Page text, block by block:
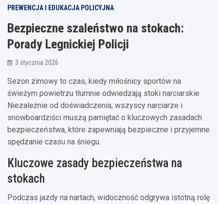
PREWENCJA I EDUKACJA POLICYJNA
Bezpieczne szaleństwo na stokach:
Porady Legnickiej Policji
3 stycznia 2026
Sezon zimowy to czas, kiedy miłośnicy sportów na
świeżym powietrzu tłumnie odwiedzają stoki narciarskie.
Niezależnie od doświadczenia, wszyscy narciarze i
snowboardziści muszą pamiętać o kluczowych zasadach
bezpieczeństwa, które zapewniają bezpieczne i przyjemne
spędzanie czasu na śniegu.
Kluczowe zasady bezpieczeństwa na
stokach
Podczas jazdy na nartach, widoczność odgrywa istotną rolę